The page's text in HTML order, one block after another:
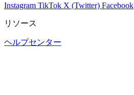
Instagram TikTok X (Twitter) Facebook
リソース
ヘルプセンター